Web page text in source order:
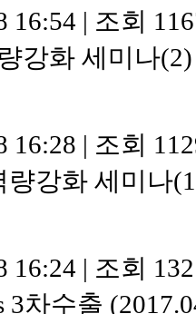
16:54 | 조회
강화 세미나(2)
16:28 | 조회
량강화 세미나
16:24 | 조회
3차수출